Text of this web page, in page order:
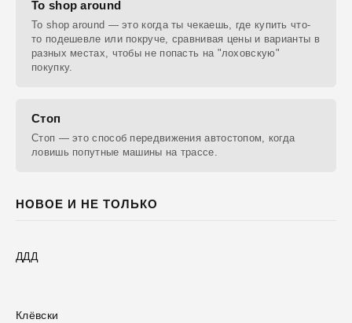
НОВОЕ И НЕ ТОЛЬКО
ДДД
Клёвски
To shop around
To shop around — это когда ты чекаешь, где купить что-
то подешевле или покруче, сравнивая цены и варианты в
разных местах, чтобы не попасть на "лоховскую"
покупку.
Стоп
Стоп — это способ передвижения автостопом, когда
ловишь попутные машины на трассе.